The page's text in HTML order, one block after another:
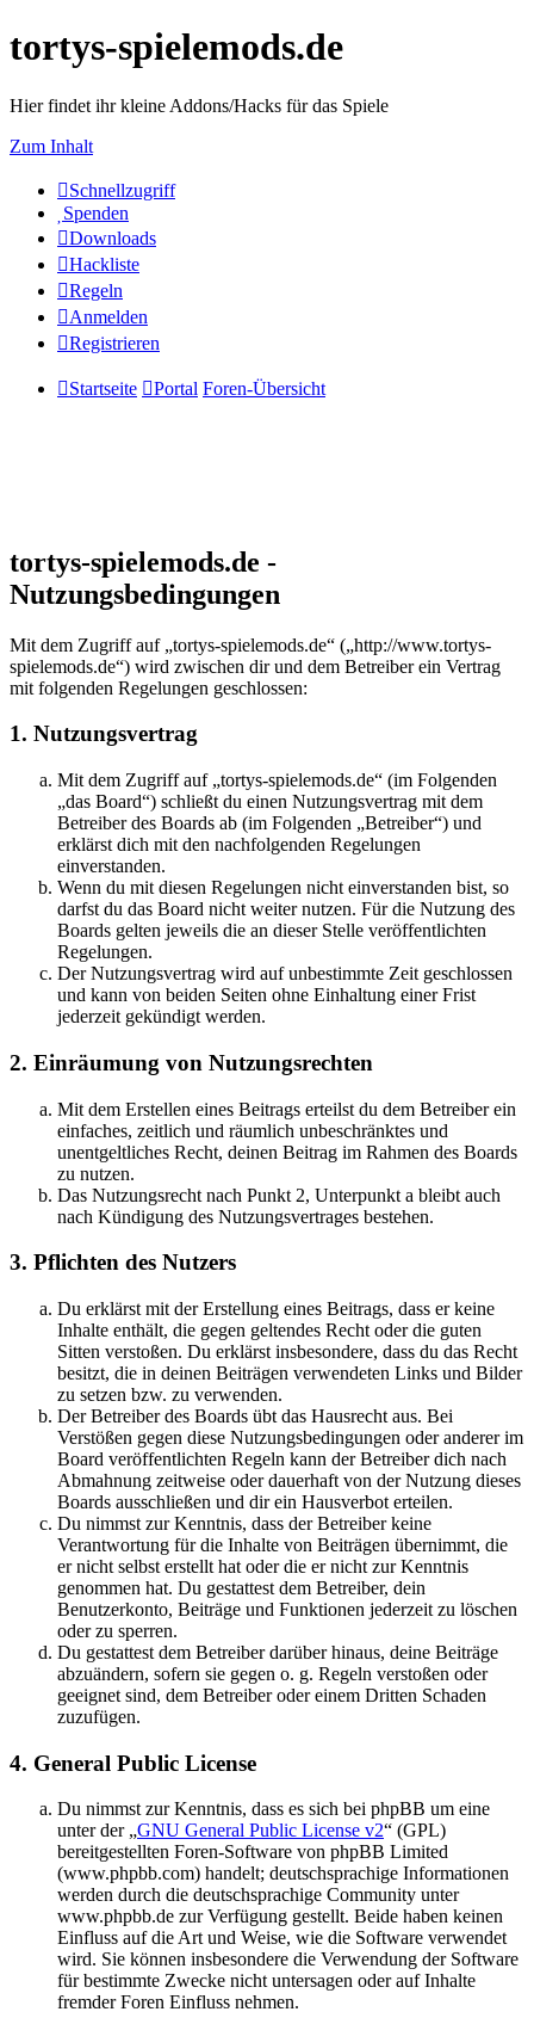
tortys-spielemods.de
Hier findet ihr kleine Addons/Hacks für das Spiele
Zum Inhalt
Schnellzugriff
Spenden
Downloads
Hackliste
Regeln
Anmelden
Registrieren
Startseite Portal Foren-Übersicht
tortys-spielemods.de -
Nutzungsbedingungen
Mit dem Zugriff auf „tortys-spielemods.de“ („http://www.tortys-
spielemods.de“) wird zwischen dir und dem Betreiber ein Vertrag
mit folgenden Regelungen geschlossen:
1. Nutzungsvertrag
Mit dem Zugriff auf „tortys-spielemods.de“ (im Folgenden
„das Board“) schließt du einen Nutzungsvertrag mit dem
Betreiber des Boards ab (im Folgenden „Betreiber“) und
erklärst dich mit den nachfolgenden Regelungen
einverstanden.
Wenn du mit diesen Regelungen nicht einverstanden bist, so
darfst du das Board nicht weiter nutzen. Für die Nutzung des
Boards gelten jeweils die an dieser Stelle veröffentlichten
Regelungen.
Der Nutzungsvertrag wird auf unbestimmte Zeit geschlossen
und kann von beiden Seiten ohne Einhaltung einer Frist
jederzeit gekündigt werden.
2. Einräumung von Nutzungsrechten
Mit dem Erstellen eines Beitrags erteilst du dem Betreiber ein
einfaches, zeitlich und räumlich unbeschränktes und
unentgeltliches Recht, deinen Beitrag im Rahmen des Boards
zu nutzen.
Das Nutzungsrecht nach Punkt 2, Unterpunkt a bleibt auch
nach Kündigung des Nutzungsvertrages bestehen.
3. Pflichten des Nutzers
Du erklärst mit der Erstellung eines Beitrags, dass er keine
Inhalte enthält, die gegen geltendes Recht oder die guten
Sitten verstoßen. Du erklärst insbesondere, dass du das Recht
besitzt, die in deinen Beiträgen verwendeten Links und Bilder
zu setzen bzw. zu verwenden.
Der Betreiber des Boards übt das Hausrecht aus. Bei
Verstößen gegen diese Nutzungsbedingungen oder anderer im
Board veröffentlichten Regeln kann der Betreiber dich nach
Abmahnung zeitweise oder dauerhaft von der Nutzung dieses
Boards ausschließen und dir ein Hausverbot erteilen.
Du nimmst zur Kenntnis, dass der Betreiber keine
Verantwortung für die Inhalte von Beiträgen übernimmt, die
er nicht selbst erstellt hat oder die er nicht zur Kenntnis
genommen hat. Du gestattest dem Betreiber, dein
Benutzerkonto, Beiträge und Funktionen jederzeit zu löschen
oder zu sperren.
Du gestattest dem Betreiber darüber hinaus, deine Beiträge
abzuändern, sofern sie gegen o. g. Regeln verstoßen oder
geeignet sind, dem Betreiber oder einem Dritten Schaden
zuzufügen.
4. General Public License
Du nimmst zur Kenntnis, dass es sich bei phpBB um eine
unter der „GNU General Public License v2“ (GPL)
bereitgestellten Foren-Software von phpBB Limited
(www.phpbb.com) handelt; deutschsprachige Informationen
werden durch die deutschsprachige Community unter
www.phpbb.de zur Verfügung gestellt. Beide haben keinen
Einfluss auf die Art und Weise, wie die Software verwendet
wird. Sie können insbesondere die Verwendung der Software
für bestimmte Zwecke nicht untersagen oder auf Inhalte
fremder Foren Einfluss nehmen.